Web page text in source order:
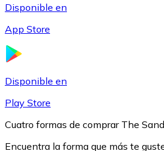
Disponible en
App Store
Disponible en
Play Store
Cuatro formas de comprar The
Encuentra la forma que más te